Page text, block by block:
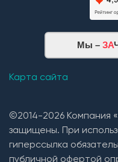
Монтаж
Кровельная система
1. Монтаж
(Технониколь, Дёке) и
зависимости от
3. Устройство
Мы – ЗА
Карта сайта
©2014-2026 Компания
защищены. При
гиперссылка
публичной офертой